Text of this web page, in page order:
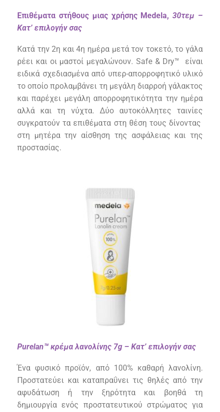
Επιθέματα στήθους μιας χρήσης Medela,30τεμ –
Κατ’ επιλογήν σας
Κατά την 2η και 4η ημέρα μετά τον τοκετό, το γάλα
ρέει και οι μαστοί μεγαλώνουν. Safe & Dry™ είναι
ειδικά σχεδιασμένα από υπερ-απορροφητικό υλικό
το οποίο προλαμβάνει τη μεγάλη διαρροή γάλακτος
και παρέχει μεγάλη απορροφητικότητα την ημέρα
αλλά και τη νύχτα. Δύο αυτοκόλλητες ταινίες
συγκρατούν τα επιθέματα στη θέση τους δίνοντας
στη μητέρα την αίσθηση της ασφάλειας και της
προστασίας.
Purelan™ κρέμα λανολίνης 7g – Κατ’ επιλογήν σας
Ένα φυσικό προϊόν, από 100% καθαρή λανολίνη.
Προστατεύει και καταπραΰνει τις θηλές από την
αφυδάτωση ή την ξηρότητα και βοηθά τη
δημιουργία ενός προστατευτικού στρώματος για